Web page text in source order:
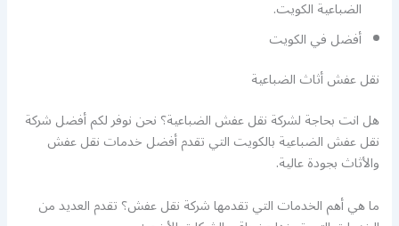
الضباعية الكويت.
أفضلفي الكويت
نقل عفش أثاث الضباعية
هل انت بحاجة لشركة نقل عفش الضباعية؟ نحن نوفر لكم أفضل شركة
نقل عفش الضباعية بالكويت التي تقدم أفضل خدمات نقل عفش
والأثاث بجودة عالية.
ما هي أهم الخدمات التي تقدمها شركة نقل عفش؟ تقدم العديد من